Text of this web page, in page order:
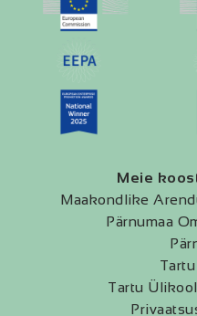
Meie
Maakondlike
Pärnumaa
Tartu